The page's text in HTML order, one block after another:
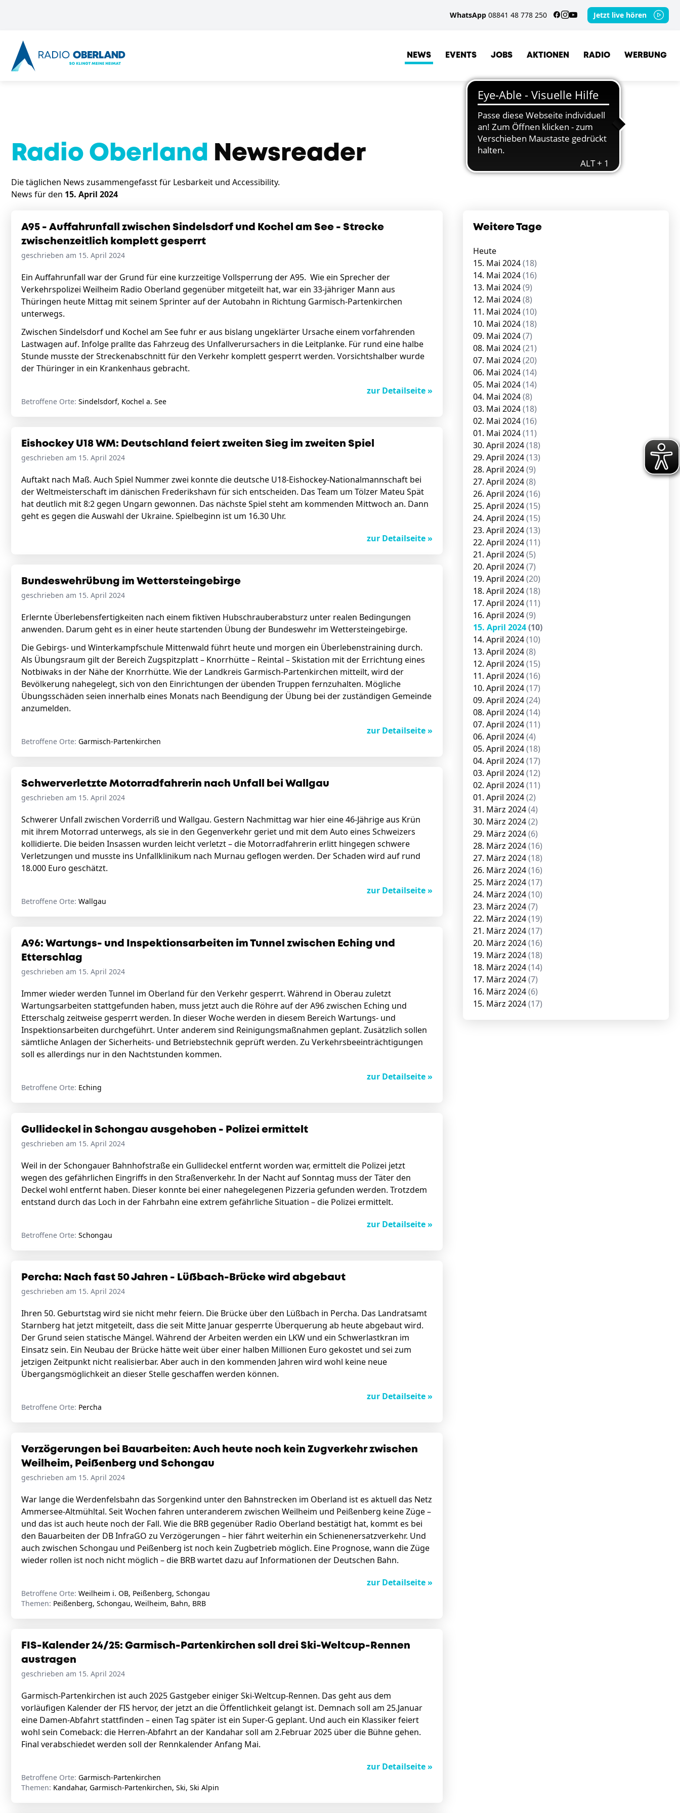
WhatsApp 08841 48 778 250 Jetzt live hören
NEWS EVENTS JOBS AKTIONEN RADIO WERBUNG
Radio Oberland Newsreader
Die täglichen News zusammengefasst für Lesbarkeit und Accessibility.
News für den 15. April 2024
A95 - Auffahrunfall zwischen Sindelsdorf und Kochel am See - Strecke
zwischenzeitlich komplett gesperrt
geschrieben am 15. April 2024
Ein Auffahrunfall war der Grund für eine kurzzeitige Vollsperrung der A95. Wie ein Sprecher der
Verkehrspolizei Weilheim Radio Oberland gegenüber mitgeteilt hat, war ein 33-jähriger Mann aus
Thüringen heute Mittag mit seinem Sprinter auf der Autobahn in Richtung Garmisch-Partenkirchen
unterwegs.
Zwischen Sindelsdorf und Kochel am See fuhr er aus bislang ungeklärter Ursache einem vorfahrenden
Lastwagen auf. Infolge prallte das Fahrzeug des Unfallverursachers in die Leitplanke. Für rund eine halbe
Stunde musste der Streckenabschnitt für den Verkehr komplett gesperrt werden. Vorsichtshalber wurde
der Thüringer in ein Krankenhaus gebracht.
zur Detailseite »
Betroffene Orte: Sindelsdorf, Kochel a. See
Eishockey U18 WM: Deutschland feiert zweiten Sieg im zweiten Spiel
geschrieben am 15. April 2024
Auftakt nach Maß. Auch Spiel Nummer zwei konnte die deutsche U18-Eishockey-Nationalmannschaft bei
der Weltmeisterschaft im dänischen Frederikshavn für sich entscheiden. Das Team um Tölzer Mateu Spät
hat deutlich mit 8:2 gegen Ungarn gewonnen. Das nächste Spiel steht am kommenden Mittwoch an. Dann
geht es gegen die Auswahl der Ukraine. Spielbeginn ist um 16.30 Uhr.
zur Detailseite »
Bundeswehrübung im Wettersteingebirge
geschrieben am 15. April 2024
Erlernte Überlebensfertigkeiten nach einem fiktiven Hubschrauberabsturz unter realen Bedingungen
anwenden. Darum geht es in einer heute startenden Übung der Bundeswehr im Wettersteingebirge.
Die Gebirgs- und Winterkampfschule Mittenwald führt heute und morgen ein Überlebenstraining durch.
Als Übungsraum gilt der Bereich Zugspitzplatt – Knorrhütte – Reintal – Skistation mit der Errichtung eines
Notbiwaks in der Nähe der Knorrhütte. Wie der Landkreis Garmisch-Partenkirchen mitteilt, wird der
Bevölkerung nahegelegt, sich von den Einrichtungen der übenden Truppen fernzuhalten. Mögliche
Übungsschäden seien innerhalb eines Monats nach Beendigung der Übung bei der zuständigen Gemeinde
anzumelden.
zur Detailseite »
Betroffene Orte: Garmisch-Partenkirchen
Schwerverletzte Motorradfahrerin nach Unfall bei Wallgau
geschrieben am 15. April 2024
Schwerer Unfall zwischen Vorderriß und Wallgau. Gestern Nachmittag war hier eine 46-Jährige aus Krün
mit ihrem Motorrad unterwegs, als sie in den Gegenverkehr geriet und mit dem Auto eines Schweizers
kollidierte. Die beiden Insassen wurden leicht verletzt – die Motorradfahrerin erlitt hingegen schwere
Verletzungen und musste ins Unfallklinikum nach Murnau geflogen werden. Der Schaden wird auf rund
18.000 Euro geschätzt.
zur Detailseite »
Betroffene Orte: Wallgau
A96: Wartungs- und Inspektionsarbeiten im Tunnel zwischen Eching und
Etterschlag
geschrieben am 15. April 2024
Immer wieder werden Tunnel im Oberland für den Verkehr gesperrt. Während in Oberau zuletzt
Wartungsarbeiten stattgefunden haben, muss jetzt auch die Röhre auf der A96 zwischen Eching und
Etterschalg zeitweise gesperrt werden. In dieser Woche werden in diesem Bereich Wartungs- und
Inspektionsarbeiten durchgeführt. Unter anderem sind Reinigungsmaßnahmen geplant. Zusätzlich sollen
sämtliche Anlagen der Sicherheits- und Betriebstechnik geprüft werden. Zu Verkehrsbeeinträchtigungen
soll es allerdings nur in den Nachtstunden kommen.
zur Detailseite »
Betroffene Orte: Eching
Gullideckel in Schongau ausgehoben - Polizei ermittelt
geschrieben am 15. April 2024
Weil in der Schongauer Bahnhofstraße ein Gullideckel entfernt worden war, ermittelt die Polizei jetzt
wegen des gefährlichen Eingriffs in den Straßenverkehr. In der Nacht auf Sonntag muss der Täter den
Deckel wohl entfernt haben. Dieser konnte bei einer nahegelegenen Pizzeria gefunden werden. Trotzdem
entstand durch das Loch in der Fahrbahn eine extrem gefährliche Situation – die Polizei ermittelt.
zur Detailseite »
Betroffene Orte: Schongau
Percha: Nach fast 50 Jahren - Lüßbach-Brücke wird abgebaut
geschrieben am 15. April 2024
Ihren 50. Geburtstag wird sie nicht mehr feiern. Die Brücke über den Lüßbach in Percha. Das Landratsamt
Starnberg hat jetzt mitgeteilt, dass die seit Mitte Januar gesperrte Überquerung ab heute abgebaut wird.
Der Grund seien statische Mängel. Während der Arbeiten werden ein LKW und ein Schwerlastkran im
Einsatz sein. Ein Neubau der Brücke hätte weit über einer halben Millionen Euro gekostet und sei zum
jetzigen Zeitpunkt nicht realisierbar. Aber auch in den kommenden Jahren wird wohl keine neue
Übergangsmöglichkeit an dieser Stelle geschaffen werden können.
zur Detailseite »
Betroffene Orte: Percha
Verzögerungen bei Bauarbeiten: Auch heute noch kein Zugverkehr zwischen
Weilheim, Peißenberg und Schongau
geschrieben am 15. April 2024
War lange die Werdenfelsbahn das Sorgenkind unter den Bahnstrecken im Oberland ist es aktuell das Netz
Ammersee-Altmühltal. Seit Wochen fahren unteranderem zwischen Weilheim und Peißenberg keine Züge –
und das ist auch heute noch der Fall. Wie die BRB gegenüber Radio Oberland bestätigt hat, kommt es bei
den Bauarbeiten der DB InfraGO zu Verzögerungen – hier fährt weiterhin ein Schienenersatzverkehr. Und
auch zwischen Schongau und Peißenberg ist noch kein Zugbetrieb möglich. Eine Prognose, wann die Züge
wieder rollen ist noch nicht möglich – die BRB wartet dazu auf Informationen der Deutschen Bahn.
zur Detailseite »
Betroffene Orte: Weilheim i. OB, Peißenberg, Schongau
Themen: Peißenberg, Schongau, Weilheim, Bahn, BRB
FIS-Kalender 24/25: Garmisch-Partenkirchen soll drei Ski-Weltcup-Rennen
austragen
geschrieben am 15. April 2024
Garmisch-Partenkirchen ist auch 2025 Gastgeber einiger Ski-Weltcup-Rennen. Das geht aus dem
vorläufigen Kalender der FIS hervor, der jetzt an die Öffentlichkeit gelangt ist. Demnach soll am 25.Januar
eine Damen-Abfahrt stattfinden – einen Tag später ist ein Super-G geplant. Und auch ein Klassiker feiert
wohl sein Comeback: die Herren-Abfahrt an der Kandahar soll am 2.Februar 2025 über die Bühne gehen.
Final verabschiedet werden soll der Rennkalender Anfang Mai.
zur Detailseite »
Betroffene Orte: Garmisch-Partenkirchen
Themen: Kandahar, Garmisch-Partenkirchen, Ski, Ski Alpin
Weitere Tage
Heute
15. Mai 2024(18)
14. Mai 2024(16)
13. Mai 2024(9)
12. Mai 2024(8)
11. Mai 2024(10)
10. Mai 2024(18)
09. Mai 2024(7)
08. Mai 2024(21)
07. Mai 2024(20)
06. Mai 2024(14)
05. Mai 2024(14)
04. Mai 2024(8)
03. Mai 2024(18)
02. Mai 2024(16)
01. Mai 2024(11)
30. April 2024(18)
29. April 2024(13)
28. April 2024(9)
27. April 2024(8)
26. April 2024(16)
25. April 2024(15)
24. April 2024(15)
23. April 2024(13)
22. April 2024(11)
21. April 2024(5)
20. April 2024(7)
19. April 2024(20)
18. April 2024(18)
17. April 2024(11)
16. April 2024(9)
15. April 2024(10)
14. April 2024(10)
13. April 2024(8)
12. April 2024(15)
11. April 2024(16)
10. April 2024(17)
09. April 2024(24)
08. April 2024(14)
07. April 2024(11)
06. April 2024(4)
05. April 2024(18)
04. April 2024(17)
03. April 2024(12)
02. April 2024(11)
01. April 2024(2)
31. März 2024(4)
30. März 2024(2)
29. März 2024(6)
28. März 2024(16)
27. März 2024(18)
26. März 2024(16)
25. März 2024(17)
24. März 2024(10)
23. März 2024(7)
22. März 2024(19)
21. März 2024(17)
20. März 2024(16)
19. März 2024(18)
18. März 2024(14)
17. März 2024(7)
16. März 2024(6)
15. März 2024(17)